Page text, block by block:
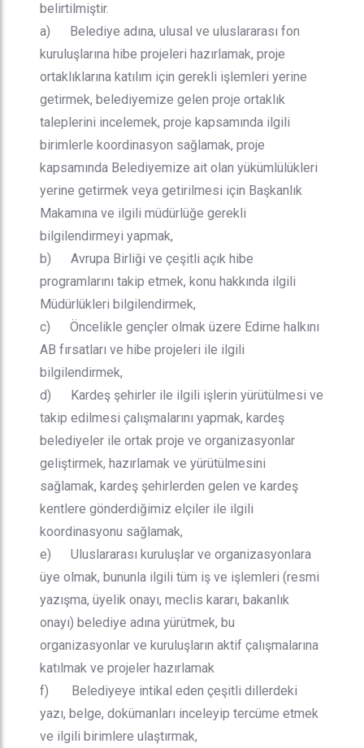
belirtilmiştir.
a) Belediye adına, ulusal ve uluslararası fon
kuruluşlarına hibe projeleri hazırlamak, proje
ortaklıklarına katılım için gerekli işlemleri yerine
getirmek, belediyemize gelen proje ortaklık
taleplerini incelemek, proje kapsamında ilgili
birimlerle koordinasyon sağlamak, proje
kapsamında Belediyemize ait olan yükümlülükleri
yerine getirmek veya getirilmesi için Başkanlık
Makamına ve ilgili müdürlüğe gerekli
bilgilendirmeyi yapmak,
b) Avrupa Birliği ve çeşitli açık hibe
programlarını takip etmek, konu hakkında ilgili
Müdürlükleri bilgilendirmek,
c) Öncelikle gençler olmak üzere Edirne halkını
AB fırsatları ve hibe projeleri ile ilgili
bilgilendirmek,
d) Kardeş şehirler ile ilgili işlerin yürütülmesi ve
takip edilmesi çalışmalarını yapmak, kardeş
belediyeler ile ortak proje ve organizasyonlar
geliştirmek, hazırlamak ve yürütülmesini
sağlamak, kardeş şehirlerden gelen ve kardeş
kentlere gönderdiğimiz elçiler ile ilgili
koordinasyonu sağlamak,
e) Uluslararası kuruluşlar ve organizasyonlara
üye olmak, bununla ilgili tüm iş ve işlemleri (resmi
yazışma, üyelik onayı, meclis kararı, bakanlık
onayı) belediye adına yürütmek, bu
organizasyonlar ve kuruluşların aktif çalışmalarına
katılmak ve projeler hazırlamak
f) Belediyeye intikal eden çeşitli dillerdeki
yazı, belge, dokümanları inceleyip tercüme etmek
ve ilgili birimlere ulaştırmak,